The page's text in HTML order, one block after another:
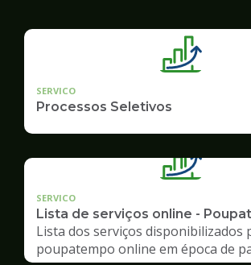
SERVICO
Processos Seletivos
SERVICO
Lista de serviços online -
Lista dos serviços disponibilizados
poupatempo online em época de